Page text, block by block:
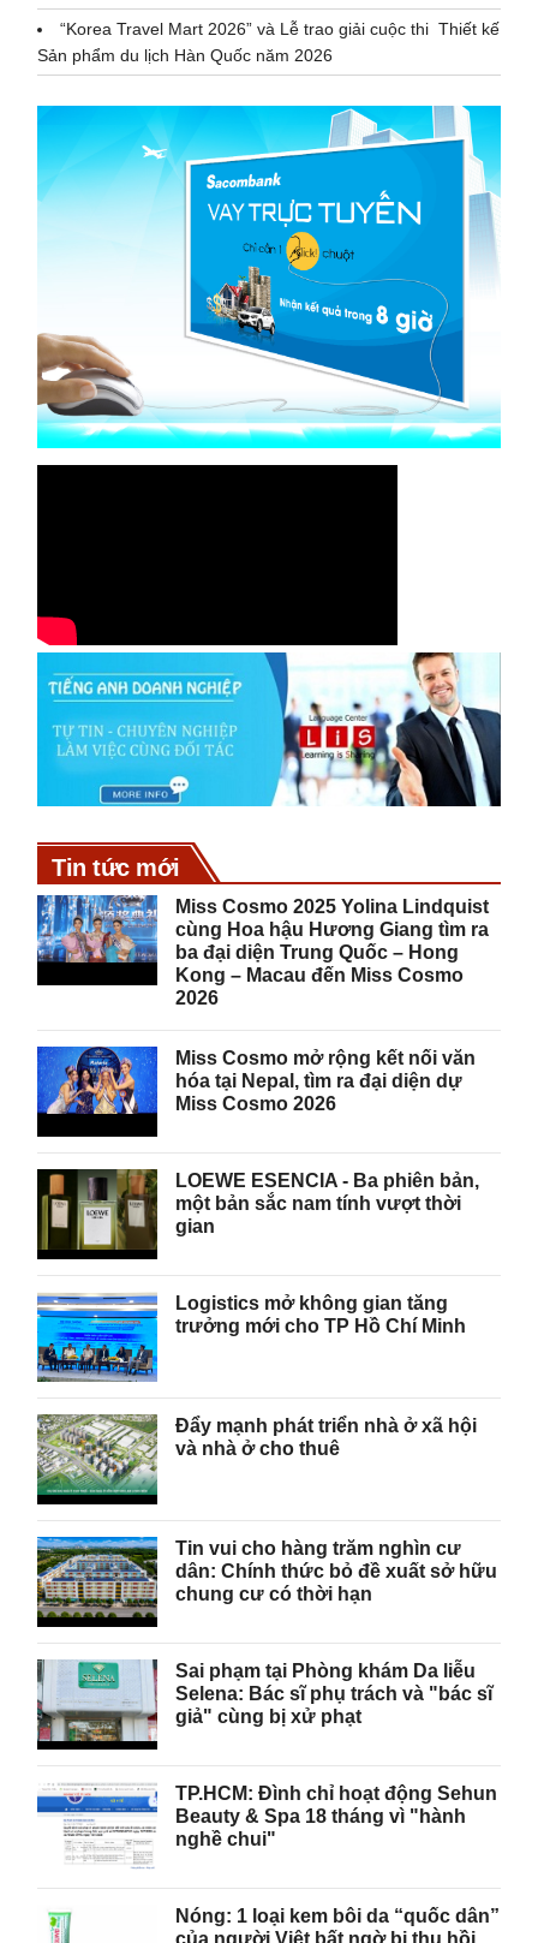
“Korea Travel Mart 2026” và Lễ trao giải cuộc thi Thiết kế
Sản phẩm du lịch Hàn Quốc năm 2026
Tin tức mới
Miss Cosmo 2025 Yolina Lindquist
cùng Hoa hậu Hương Giang tìm ra
ba đại diện Trung Quốc – Hong
Kong – Macau đến Miss Cosmo
2026
Miss Cosmo mở rộng kết nối văn
hóa tại Nepal, tìm ra đại diện dự
Miss Cosmo 2026
LOEWE ESENCIA - Ba phiên bản,
một bản sắc nam tính vượt thời
gian
Logistics mở không gian tăng
trưởng mới cho TP Hồ Chí Minh
Đẩy mạnh phát triển nhà ở xã hội
và nhà ở cho thuê
Tin vui cho hàng trăm nghìn cư
dân: Chính thức bỏ đề xuất sở hữu
chung cư có thời hạn
Sai phạm tại Phòng khám Da liễu
Selena: Bác sĩ phụ trách và "bác sĩ
giả" cùng bị xử phạt
TP.HCM: Đình chỉ hoạt động Sehun
Beauty & Spa 18 tháng vì "hành
nghề chui"
Nóng: 1 loại kem bôi da “quốc dân”
của người Việt bất ngờ bị thu hồi